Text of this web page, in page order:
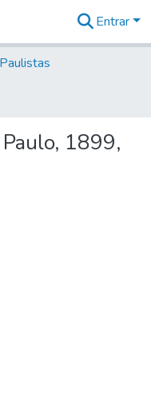
Entrar
1899,